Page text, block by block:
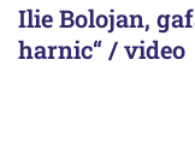
Ilie Bolojan,
harnic“ / video